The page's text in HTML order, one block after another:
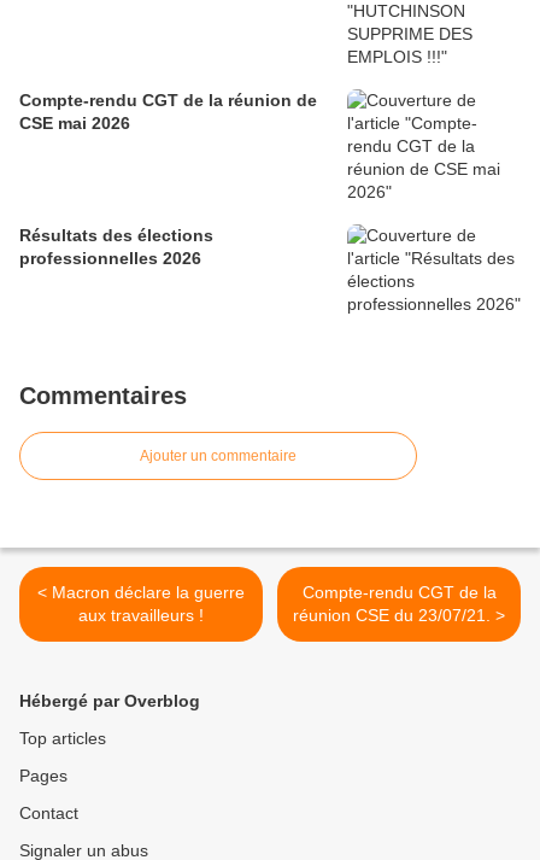
Compte-rendu CGT de la réunion de
CSE mai 2026
Résultats des élections
professionnelles 2026
Commentaires
Ajouter un commentaire
< Macron déclare la guerre
aux travailleurs !
Compte-rendu CGT de la
réunion CSE du 23/07/21. >
Hébergé par Overblog
Top articles
Pages
Contact
Signaler un abus